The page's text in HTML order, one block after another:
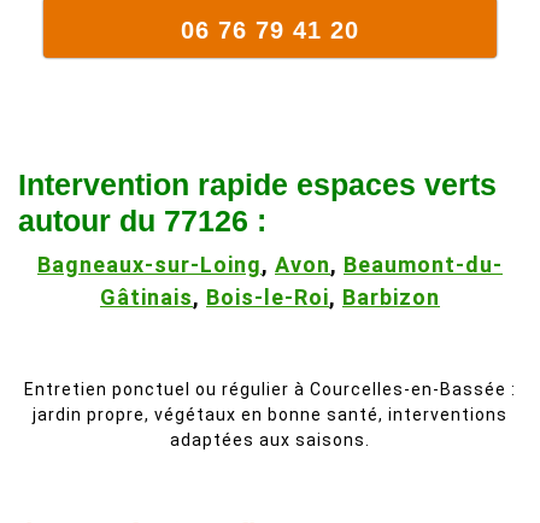
06 76 79 41 20
Intervention rapide espaces verts
autour du 77126 :
Bagneaux-sur-Loing, Avon, Beaumont-du-
Gâtinais, Bois-le-Roi, Barbizon
Entretien ponctuel ou régulier à Courcelles-en-Bassée :
jardin propre, végétaux en bonne santé, interventions
adaptées aux saisons.